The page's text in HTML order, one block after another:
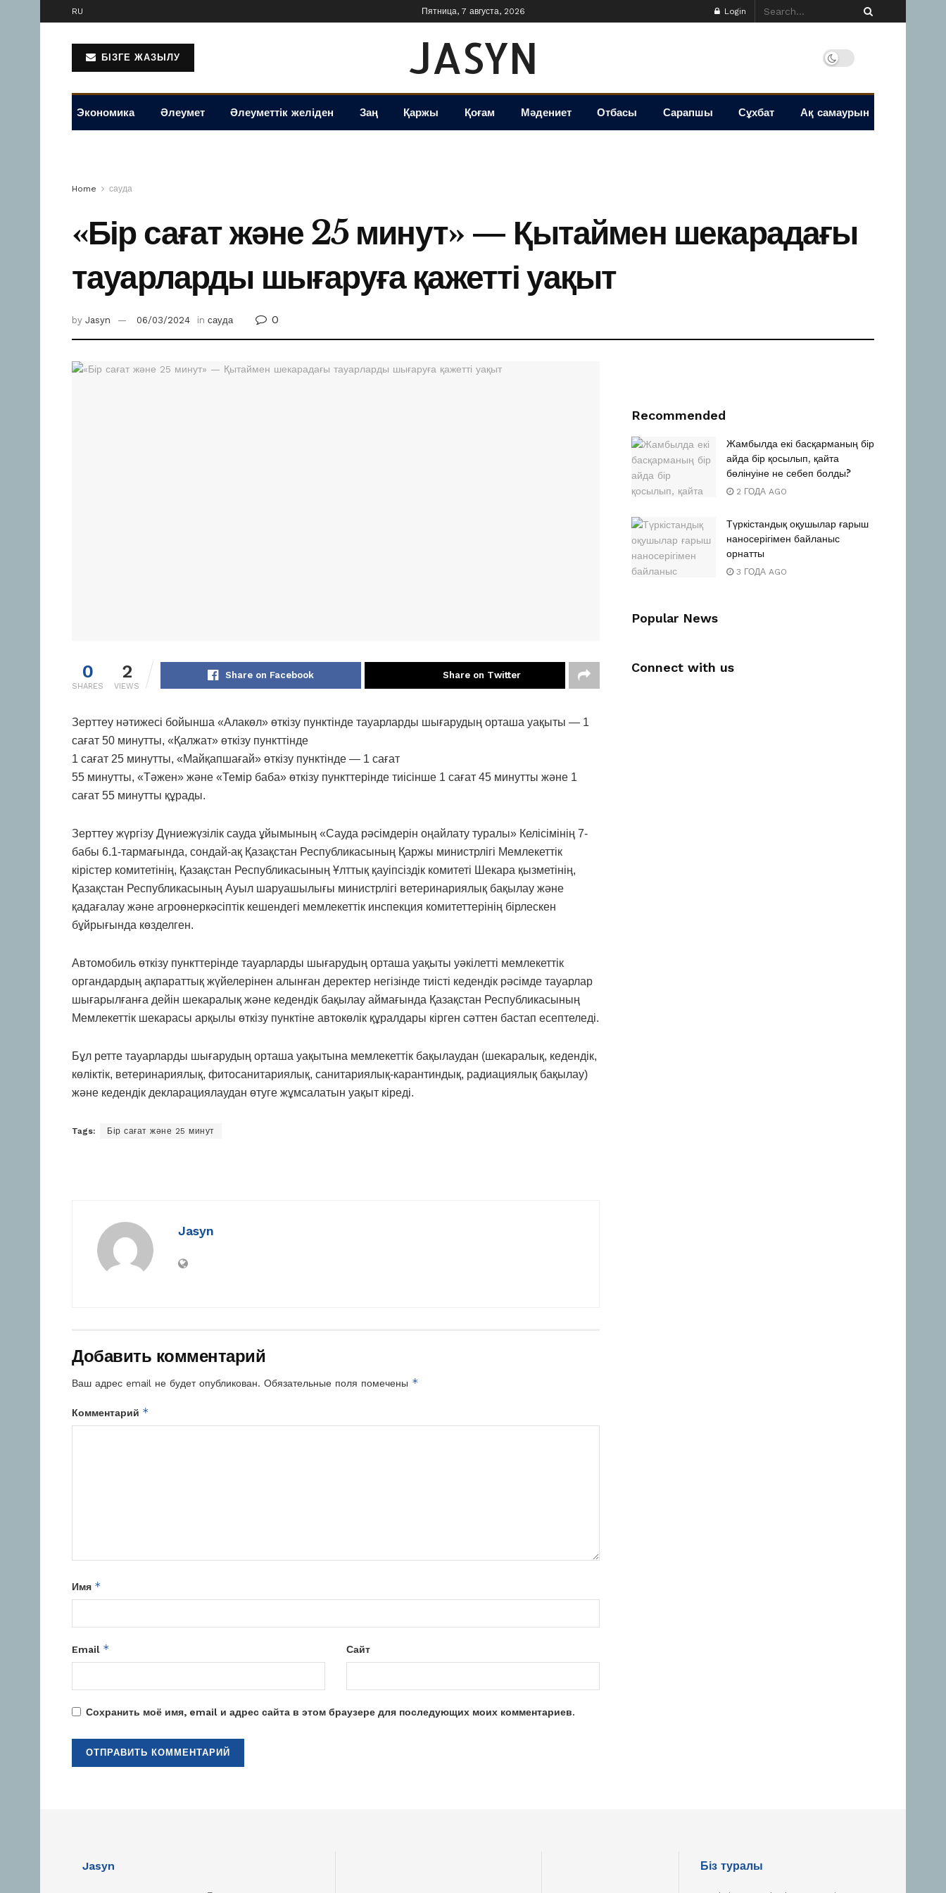
RU Пятница, 7 августа, 2026 Login
БІЗГЕ ЖАЗЫЛУ JASYN
Экономика Әлеумет Әлеуметтік желіден Заң Қаржы Қоғам Мәдениет Отбасы Сарапшы Сұхбат Ақ самаурын
Home сауда
«Бір сағат және 25 минут» — Қытаймен шекарадағы
тауарларды шығаруға қажетті уақыт
by Jasyn 06/03/2024 in сауда 0
0
SHARES
2
VIEWS
Share on Facebook Share on Twitter
Зерттеу нәтижесі бойынша «Алакөл» өткізу пунктінде тауарларды шығарудың орташа уақыты — 1
сағат 50 минутты, «Қалжат» өткізу пункттінде
1 сағат 25 минутты, «Майқапшағай» өткізу пунктінде — 1 сағат
55 минутты, «Тәжен» және «Темір баба» өткізу пункттерінде тиісінше 1 сағат 45 минутты және 1
сағат 55 минутты құрады.
Зерттеу жүргізу Дүниежүзілік сауда ұйымының «Сауда рәсімдерін оңайлату туралы» Келісімінің 7-
бабы 6.1-тармағында, сондай-ақ Қазақстан Республикасының Қаржы министрлігі Мемлекеттік
кірістер комитетінің, Қазақстан Республикасының Ұлттық қауіпсіздік комитеті Шекара қызметінің,
Қазақстан Республикасының Ауыл шаруашылығы министрлігі ветеринариялық бақылау және
қадағалау және агроөнеркәсіптік кешендегі мемлекеттік инспекция комитеттерінің бірлескен
бұйрығында көзделген.
Автомобиль өткізу пункттерінде тауарларды шығарудың орташа уақыты уәкілетті мемлекеттік
органдардың ақпараттық жүйелерінен алынған деректер негізінде тиісті кедендік рәсімде тауарлар
шығарылғанға дейін шекаралық және кедендік бақылау аймағында Қазақстан Республикасының
Мемлекеттік шекарасы арқылы өткізу пунктіне автокөлік құралдары кірген сәттен бастап есептеледі.
Бұл ретте тауарларды шығарудың орташа уақытына мемлекеттік бақылаудан (шекаралық, кедендік,
көліктік, ветеринариялық, фитосанитариялық, санитариялық-карантиндық, радиациялық бақылау)
және кедендік декларациялаудан өтуге жұмсалатын уақыт кіреді.
Tags: Бір сағат және 25 минут
Jasyn
Добавить комментарий
Ваш адрес email не будет опубликован. Обязательные поля помечены *
Комментарий *
Имя *
Email * Сайт
Сохранить моё имя, email и адрес сайта в этом браузере для последующих моих комментариев.
Recommended
Жамбылда екі басқарманың бір
айда бір қосылып, қайта
бөлінуіне не себеп болды?
2 ГОДА AGO
Түркістандық оқушылар ғарыш
наносерігімен байланыс
орнатты
3 ГОДА AGO
Popular News
Connect with us
Jasyn Біз туралы